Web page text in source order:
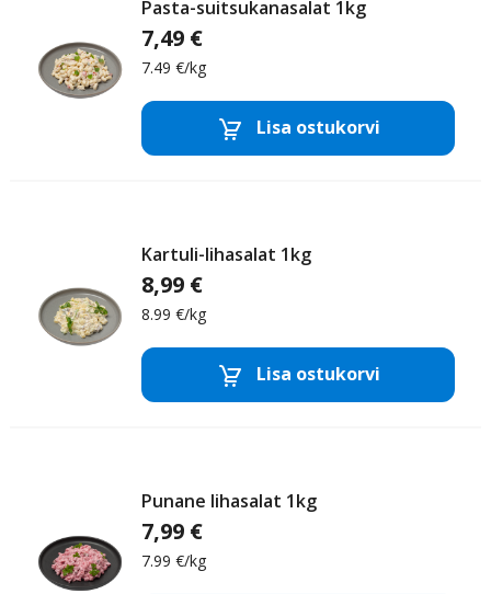
Pasta-suitsukanasalat 1kg
7,49 €
7.49 €/kg
Majoneesisalatid
Lisa ostukorvi
Eemalda toode
Kartuli-lihasalat 1kg
8,99 €
8.99 €/kg
Majoneesisalatid
Lisa ostukorvi
Eemalda toode
Punane lihasalat 1kg
7,99 €
7.99 €/kg